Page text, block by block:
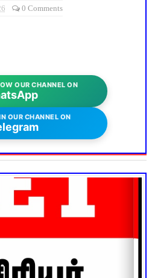
0 Comments
OUR CHANNEL ON
OUR CHANNEL ON